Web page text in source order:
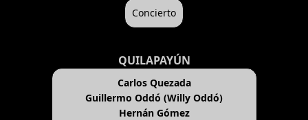
Concierto
QUILAPAYÚN
Carlos Quezada
Guillermo Oddó (Willy Oddó)
Hernán Gómez